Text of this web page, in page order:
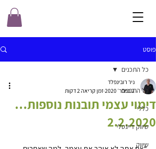
פוסט
כל התכנים
כללי
שיווק דייגטלי
שיווק
כל התכנים
דימוי עצמי תובנות נוספות…
2.2.2020
ניר רובינפלד
2 בפבר׳ 2020
זמן קריאה 2 דקות